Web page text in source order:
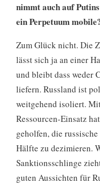
nimmt auch auf
ein Perpetuum
Zum Glück nicht. Die
lässt sich ja an einer
und bleibt dass weder
liefern. Russland ist
weitgehend isoliert.
Ressourcen-Einsatz
geholfen, die
Hälfte zu dezimieren.
Sanktionsschlinge
guten Aussichten für